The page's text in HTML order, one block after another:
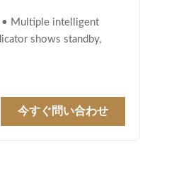
• Multiple intelligent
shows standby,
今すぐ問い合わせ